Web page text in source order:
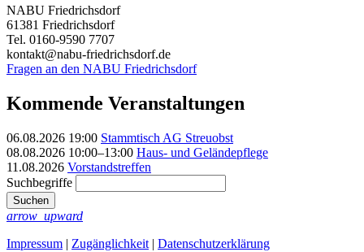
NABU Friedrichsdorf
61381 Friedrichsdorf
Tel. 0160-9590 7707
kontakt@nabu-friedrichsdorf.de
Fragen an den NABU Friedrichsdorf
Kommende Veranstaltungen
06.08.2026 19:00 Stammtisch AG Streuobst
08.08.2026 10:00–13:00 Haus- und Geländepflege
11.08.2026 Vorstandstreffen
Suchbegriffe
Suchen
arrow_upward
Impressum | Zugänglichkeit | Datenschutz­erklärung